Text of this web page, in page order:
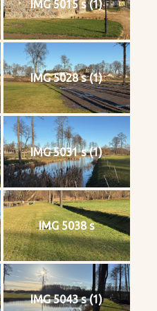
IMG 5015 s (1)
IMG 5028 s (1)
IMG 5031 s (1)
IMG 5038 s
IMG 5043 s (1)